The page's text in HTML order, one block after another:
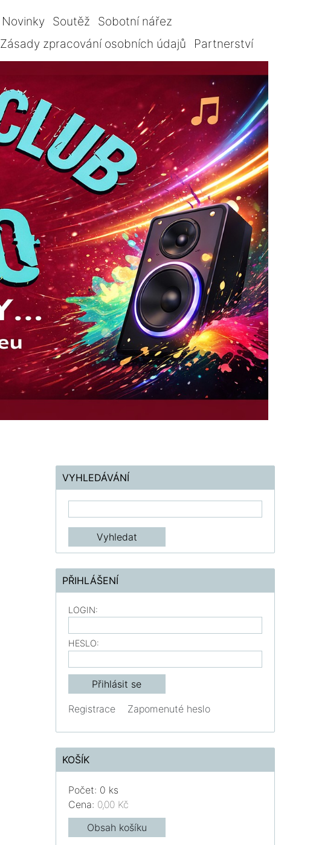
Novinky Soutěž
Sobotní nářez
Zásady zpracování osobních údajů Partnerství
VYHLEDÁVÁNÍ
PŘIHLÁŠENÍ
LOGIN:
HESLO:
Registrace Zapomenuté heslo
KOŠÍK
Počet: 0 ks
Cena: 0,00 Kč
Obsah košíku